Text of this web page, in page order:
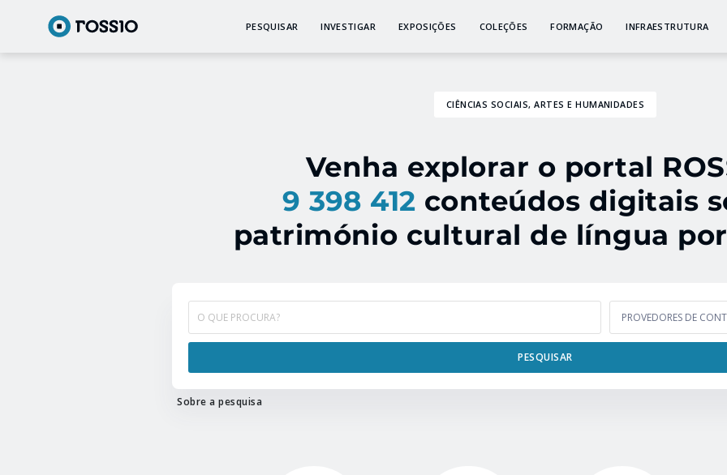
PESQUISAR INVESTIGAR EXPOSIÇÕES COLEÇÕES FORMAÇÃO INFRAESTRUTURA
CIÊNCIAS SOCIAIS, ARTES E HUMANIDADES
Venha explorar o portal
9 398 412 conteúdos digitais
património cultural de língua
Sobre a pesquisa